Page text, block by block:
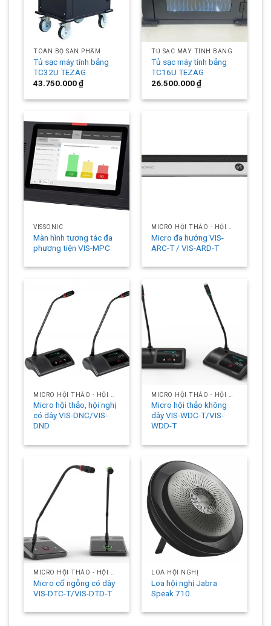
TOÀN BỘ SẢN PHẨM
Tủ sạc máy tính bảng
TC32U TEZAG
43.750.000₫
TỦ SẠC MÁY TÍNH BẢNG
Tủ sạc máy tính bảng
TC16U TEZAG
26.500.000₫
VISSONIC
Màn hình tương tác đa
phương tiện VIS-MPC
Micro đa hướng VIS-
ARC-T / VIS-ARD-T
Micro hội thảo, hội nghị
có dây VIS-DNC/VIS-
DND
Micro hội thảo không
dây VIS-WDC-T/VIS-
WDD-T
MICRO HỘI THẢO - HỘI NGHỊ
Micro cổ ngỗng có dây
VIS-DTC-T/VIS-DTD-T
LOA HỘI NGHỊ
Loa hội nghị Jabra
Speak 710